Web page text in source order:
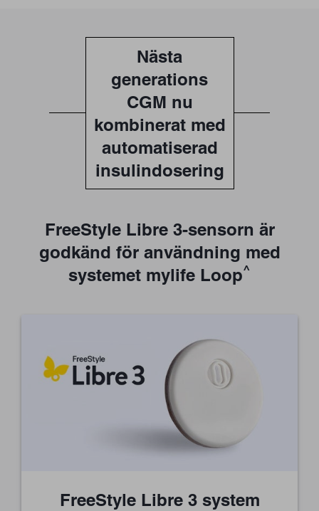
Nästa
generations
CGM nu
kombinerat med
automatiserad
insulindosering
FreeStyle Libre 3-sensorn är
godkänd för användning med
systemet mylife Loop^
FreeStyle Libre 3 system